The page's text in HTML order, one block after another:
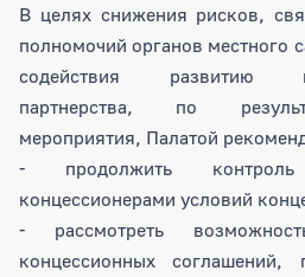
В целях снижения рисков,
полномочий органов местного
содействия развитию
партнерства, по
мероприятия, Палатой
- продолжить
концессионерами условий
- рассмотреть
концессионных соглашений,